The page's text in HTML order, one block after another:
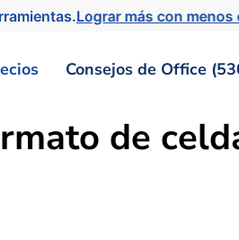
Lograr más con
Consejos de Office
de